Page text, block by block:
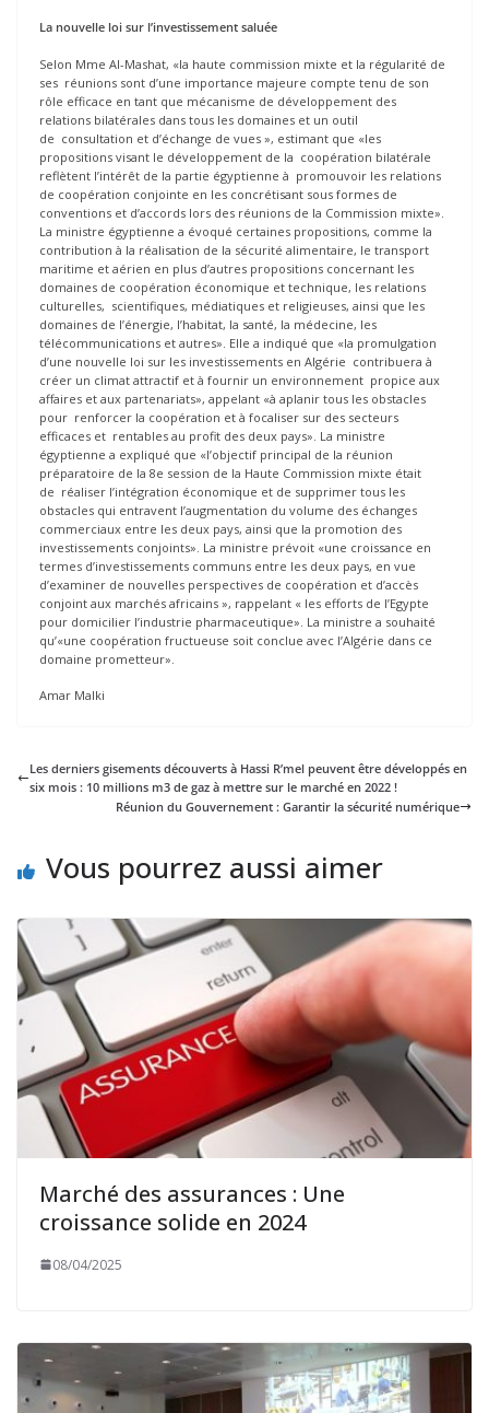
La nouvelle loi sur l’investissement saluée
Selon Mme Al-Mashat, «la haute commission mixte et la régularité de
ses réunions sont d’une importance majeure compte tenu de son
rôle efficace en tant que mécanisme de développement des
relations bilatérales dans tous les domaines et un outil
de consultation et d’échange de vues », estimant que «les
propositions visant le développement de la coopération bilatérale
reflètent l’intérêt de la partie égyptienne à promouvoir les relations
de coopération conjointe en les concrétisant sous formes de
conventions et d’accords lors des réunions de la Commission mixte».
La ministre égyptienne a évoqué certaines propositions, comme la
contribution à la réalisation de la sécurité alimentaire, le transport
maritime et aérien en plus d’autres propositions concernant les
domaines de coopération économique et technique, les relations
culturelles, scientifiques, médiatiques et religieuses, ainsi que les
domaines de l’énergie, l’habitat, la santé, la médecine, les
télécommunications et autres». Elle a indiqué que «la promulgation
d’une nouvelle loi sur les investissements en Algérie contribuera à
créer un climat attractif et à fournir un environnement propice aux
affaires et aux partenariats», appelant «à aplanir tous les obstacles
pour renforcer la coopération et à focaliser sur des secteurs
efficaces et rentables au profit des deux pays». La ministre
égyptienne a expliqué que «l’objectif principal de la réunion
préparatoire de la 8e session de la Haute Commission mixte était
de réaliser l’intégration économique et de supprimer tous les
obstacles qui entravent l’augmentation du volume des échanges
commerciaux entre les deux pays, ainsi que la promotion des
investissements conjoints». La ministre prévoit «une croissance en
termes d’investissements communs entre les deux pays, en vue
d’examiner de nouvelles perspectives de coopération et d’accès
conjoint aux marchés africains », rappelant « les efforts de l’Egypte
pour domicilier l’industrie pharmaceutique». La ministre a souhaité
qu’«une coopération fructueuse soit conclue avec l’Algérie dans ce
domaine prometteur».
Amar Malki
Les derniers gisements découverts à Hassi R’mel peuvent être développés en
six mois : 10 millions m3 de gaz à mettre sur le marché en 2022 !
Réunion du Gouvernement : Garantir la sécurité numérique
Vous pourrez aussi aimer
Marché des assurances : Une
croissance solide en 2024
08/04/2025